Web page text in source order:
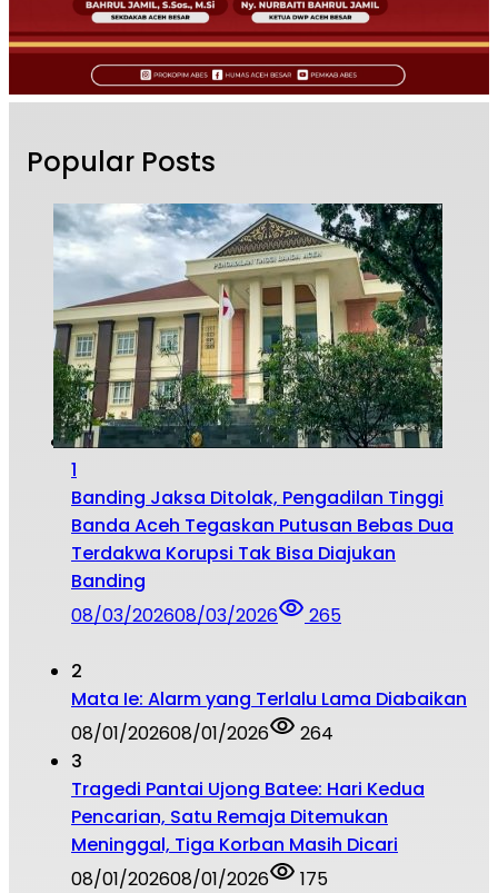
Popular Posts
1
Banding Jaksa Ditolak, Pengadilan Tinggi
Banda Aceh Tegaskan Putusan Bebas Dua
Terdakwa Korupsi Tak Bisa Diajukan
Banding
08/03/202608/03/2026 265
2
Mata Ie: Alarm yang Terlalu Lama Diabaikan
08/01/202608/01/2026
264
3
Tragedi Pantai Ujong Batee: Hari Kedua
Pencarian, Satu Remaja Ditemukan
Meninggal, Tiga Korban Masih Dicari
08/01/202608/01/2026
175